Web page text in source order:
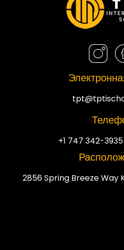
+1 747 342-
2856 Spring Breeze Way